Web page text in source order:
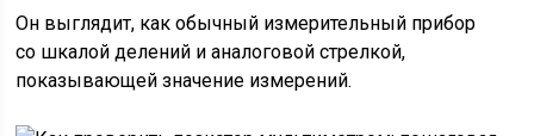
Он выглядит, как обычный измерительный прибор
со шкалой делений и аналоговой стрелкой,
показывающей значение измерений.